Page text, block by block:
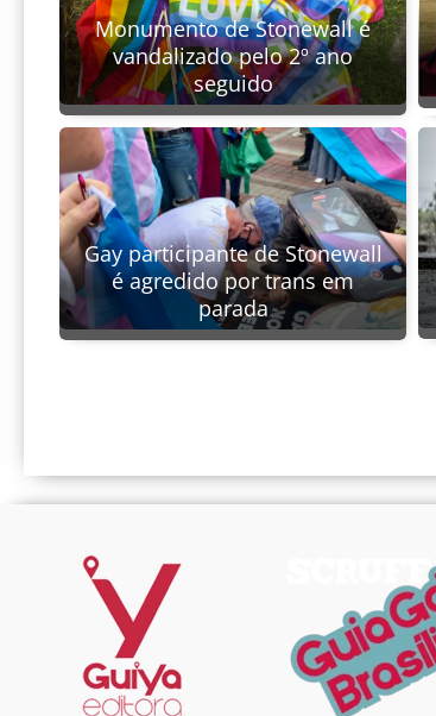
Monumento de Stonewall é
vandalizado pelo 2º ano
seguido
Gay participante de Stonewall
é agredido por trans em
parada